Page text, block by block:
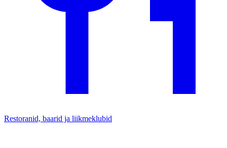
Restoranid, baarid ja liikmeklubid